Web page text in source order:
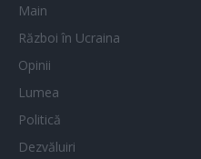
Main
Război în Ucraina
Opinii
Lumea
Politică
Dezvăluiri